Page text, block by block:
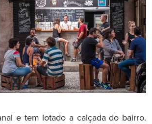
e tem lotado a calçada do bairro.